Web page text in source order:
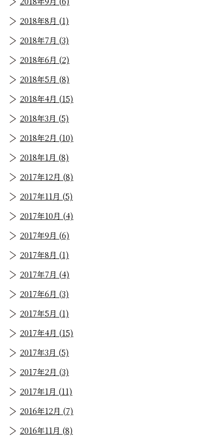
2018年8月 (1)
2018年7月 (3)
2018年6月 (2)
2018年5月 (8)
2018年4月 (15)
2018年3月 (5)
2018年2月 (10)
2018年1月 (8)
2017年12月 (8)
2017年11月 (5)
2017年10月 (4)
2017年9月 (6)
2017年8月 (1)
2017年7月 (4)
2017年6月 (3)
2017年5月 (1)
2017年4月 (15)
2017年3月 (5)
2017年2月 (3)
2017年1月 (11)
2016年12月 (7)
2016年11月 (8)